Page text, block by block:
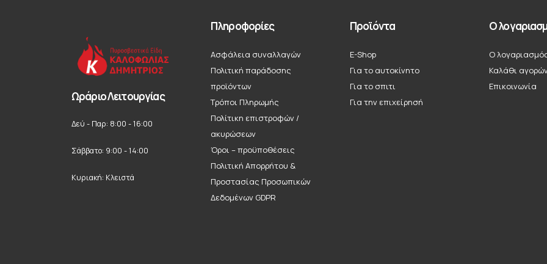
Ωράριο Λειτουργίας
Δεύ - Παρ: 8:00 - 16:00
Σάββατο: 9:00 - 14:00
Κυριακή: Κλειστά
Πληροφορίες
Ασφάλεια συναλλαγών
Πολιτική παράδοσης
προϊόντων
Τρόποι Πληρωμής
Πολίτικη επιστροφών /
ακυρώσεων
Όροι – προϋποθέσεις
Πολιτική Απορρήτου &
Προστασίας Προσωπικών
Δεδομένων GDPR
Προϊόντα
E-Shop
Για το αυτοκίνητο
Για το σπιτι
Για την επιχείρησή
Ο
Ο
Καλάθι
Επικοινωνία